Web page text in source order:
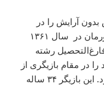
آرایش را در
ادامه می بینید. مارال فرجاد بازیگر کشورمان در سال ۱۳۶۱
رشته
در مقام بازیگری از
سال ۱۳۸۴ با فیلم شام عروسی آغاز کرد. این بازیگر ۳۴ ساله